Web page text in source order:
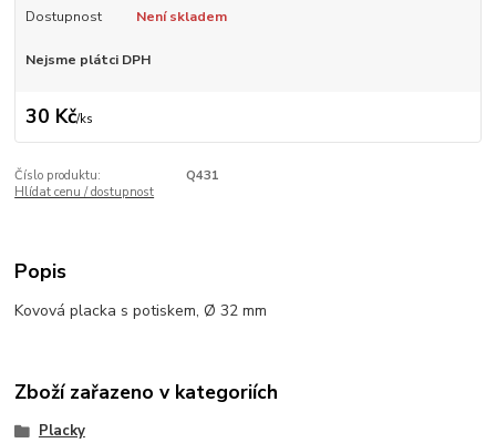
Dostupnost Není skladem
Nejsme plátci DPH
30 Kč/ks
Číslo produktu:
Q431
Hlídat cenu / dostupnost
Popis
Kovová placka s potiskem, Ø 32 mm
Zboží zařazeno v kategoriích
Placky